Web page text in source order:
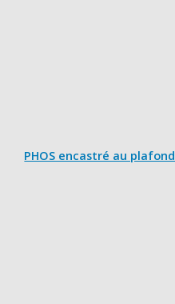
PHOS encastré au plafond